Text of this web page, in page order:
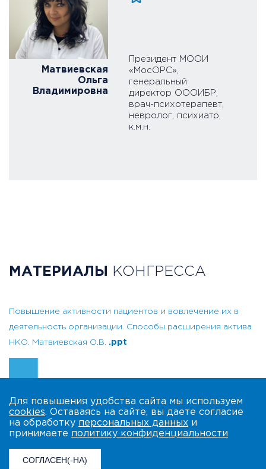
Матвиевская
Ольга
Владимировна
Президент МООИ
«МосОРС»,
генеральный
директор ОООИБР,
врач-психотерапевт,
невролог, психиатр,
к.м.н.
МАТЕРИАЛЫ КОНГРЕССА
Повышение активности пациентов и вовлечение их в
деятельность организации. Способы расширения актива
НКО. Матвиевская О.В. .ppt
Для повышения удобства сайта мы используем
cookies. Оставаясь на сайте, вы даете согласие
на обработку персональных данных и
принимаете политику конфиденциальности
СОГЛАСЕН(-НА)